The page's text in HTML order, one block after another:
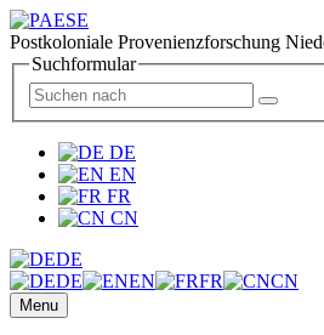
Postkoloniale Provenienzforschung
Suchformular
DE
EN
FR
CN
DE
DE
EN FR CN
Menu